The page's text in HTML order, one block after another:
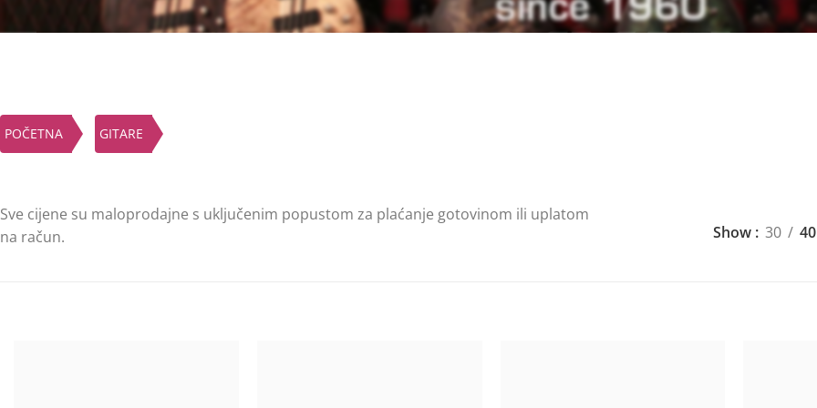
POČETNA GITARE
Sve cijene su maloprodajne s uključenim popustom za plaćanje gotovinom ili uplatom
na račun.
Show 30 40